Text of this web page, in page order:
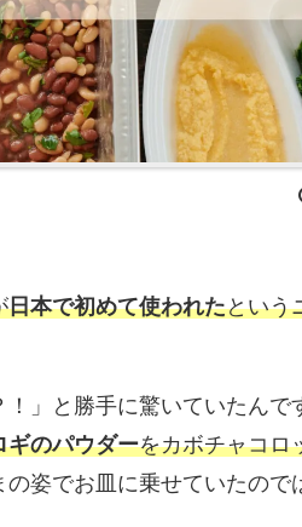
日本で初めて使われたという
！」と勝手に驚いていたん
ギのパウダーをカボチャコロ
姿でお皿に乗せていたので